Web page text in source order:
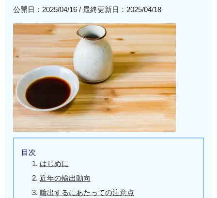
公開日：2025/04/16 /最終更新日：2025/04/18
目次
はじめに
近年の輸出動向
輸出するにあたっての注意点